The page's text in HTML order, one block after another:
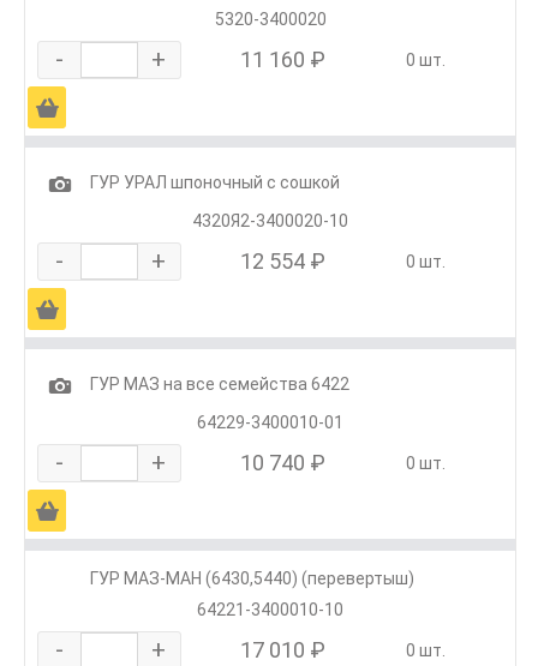
5320-3400020
- + 11 160 ₽ 0 шт.
Ä
1
ГУР УРАЛ шпоночный с сошкой
4320Я2-3400020-10
- + 12 554 ₽ 0 шт.
Ä
1
ГУР МАЗ на все семейства 6422
64229-3400010-01
- + 10 740 ₽ 0 шт.
Ä
ГУР МАЗ-МАН (6430,5440) (перевертыш)
64221-3400010-10
- + 17 010 ₽ 0 шт.